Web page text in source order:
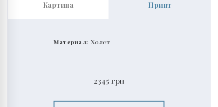
Картина Принт
Материал: Холст
2345 грн